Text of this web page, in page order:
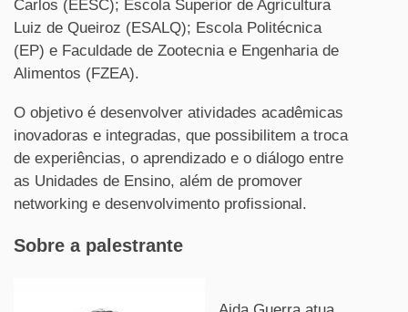
Carlos (EESC); Escola Superior de Agricultura
Luiz de Queiroz (ESALQ); Escola Politécnica
(EP) e Faculdade de Zootecnia e Engenharia de
Alimentos (FZEA).
O objetivo é desenvolver atividades acadêmicas
inovadoras e integradas, que possibilitem a troca
de experiências, o aprendizado e o diálogo entre
as Unidades de Ensino, além de promover
networking e desenvolvimento profissional.
Sobre a palestrante